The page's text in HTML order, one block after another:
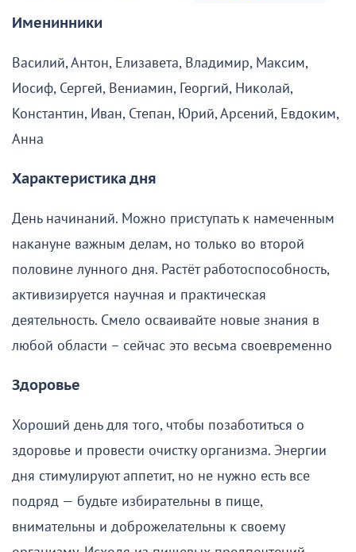
Именинники
Василий, Антон, Елизавета, Владимир, Максим,
Иосиф, Сергей, Вениамин, Георгий, Николай,
Константин, Иван, Степан, Юрий, Арсений, Евдоким,
Анна
Характеристика дня
День начинаний. Можно приступать к намеченным
накануне важным делам, но только во второй
половине лунного дня. Растёт работоспособность,
активизируется научная и практическая
деятельность. Смело осваивайте новые знания в
любой области – сейчас это весьма своевременно
Здоровье
Хороший день для того, чтобы позаботиться о
здоровье и провести очистку организма. Энергии
дня стимулируют аппетит, но не нужно есть все
подряд — будьте избирательны в пище,
внимательны и доброжелательны к своему